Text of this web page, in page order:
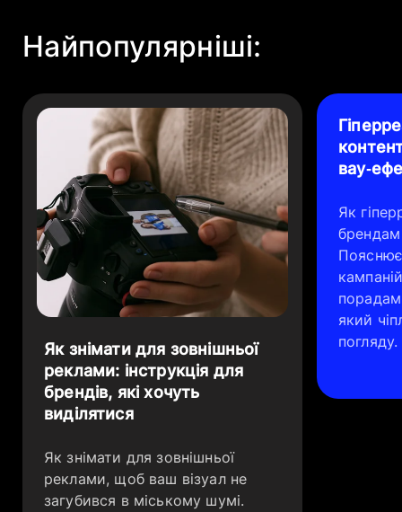
Найпопулярніші:
Як знімати для зовнішньої
реклами: інструкція для
брендів, які хочуть
виділятися
Як знімати для зовнішньої
реклами, щоб ваш візуал не
загубився в міському шумі.
Як
брендам
який
погляду.